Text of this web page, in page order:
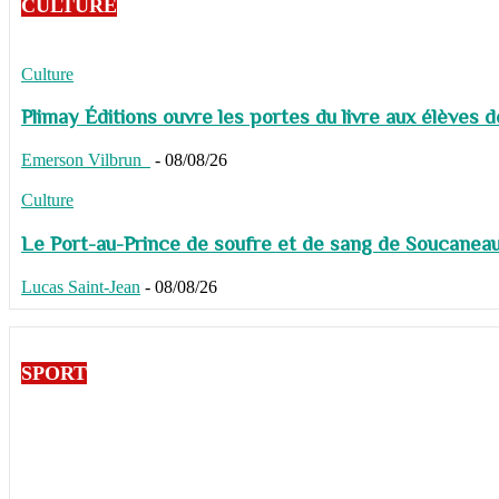
CULTURE
Culture
Plimay Éditions ouvre les portes du livre aux élèves
Emerson Vilbrun - 08/08/26
Culture
Le Port-au-Prince de soufre et de sang de
Lucas Saint-Jean - 08/08/26
SPORT